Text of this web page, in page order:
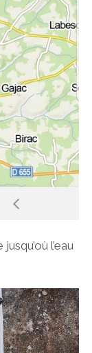
l’eau